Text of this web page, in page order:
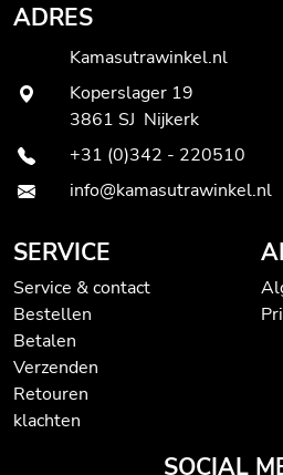
ADRES
Kamasutrawinkel.nl
Koperslager 19
3861 SJ Nijkerk
+31 (0)342 - 220510
info@kamasutrawinkel.nl
SERVICE
Service & contact
Bestellen
Betalen
Verzenden
Retouren
klachten
SOCIAL